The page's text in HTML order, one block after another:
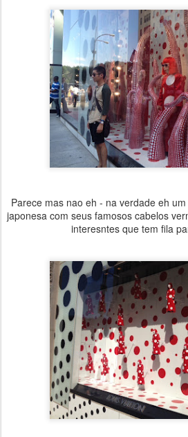
Parece mas nao eh - na verdade eh
japonesa com seus famosos cabelos
interesntes que tem fila